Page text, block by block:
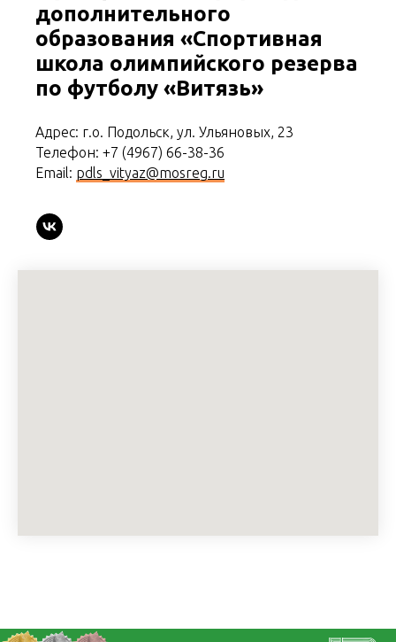
дополнительного
образования «Спортивная
школа олимпийского резерва
по футболу «Витязь»
Адрес: г.о. Подольск, ул. Ульяновых, 23
Телефон: +7 (4967) 66-38-36
Email: pdls_vityaz@mosreg.ru